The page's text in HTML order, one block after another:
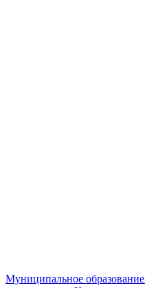
Муниципальное образование